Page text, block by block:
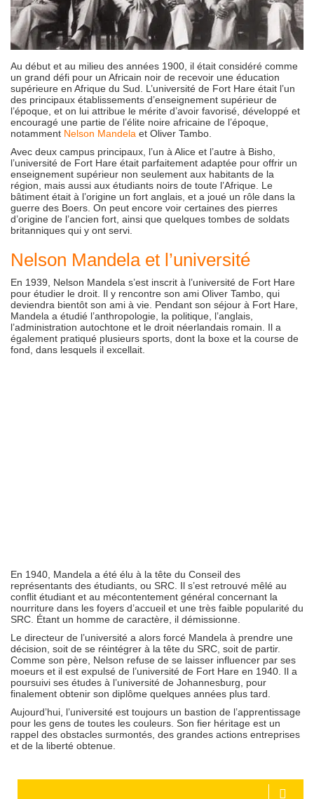
Au début et au milieu des années 1900, il était considéré comme
un grand défi pour un Africain noir de recevoir une éducation
supérieure en Afrique du Sud. L’université de Fort Hare était l’un
des principaux établissements d’enseignement supérieur de
l’époque, et on lui attribue le mérite d’avoir favorisé, développé et
encouragé une partie de l’élite noire africaine de l’époque,
notamment Nelson Mandela et Oliver Tambo.
Avec deux campus principaux, l’un à Alice et l’autre à Bisho,
l’université de Fort Hare était parfaitement adaptée pour offrir un
enseignement supérieur non seulement aux habitants de la
région, mais aussi aux étudiants noirs de toute l’Afrique. Le
bâtiment était à l’origine un fort anglais, et a joué un rôle dans la
guerre des Boers. On peut encore voir certaines des pierres
d’origine de l’ancien fort, ainsi que quelques tombes de soldats
britanniques qui y ont servi.
Nelson Mandela et l’université
En 1939, Nelson Mandela s’est inscrit à l’université de Fort Hare
pour étudier le droit. Il y rencontre son ami Oliver Tambo, qui
deviendra bientôt son ami à vie. Pendant son séjour à Fort Hare,
Mandela a étudié l’anthropologie, la politique, l’anglais,
l’administration autochtone et le droit néerlandais romain. Il a
également pratiqué plusieurs sports, dont la boxe et la course de
fond, dans lesquels il excellait.
En 1940, Mandela a été élu à la tête du Conseil des
représentants des étudiants, ou SRC. Il s’est retrouvé mêlé au
conflit étudiant et au mécontentement général concernant la
nourriture dans les foyers d’accueil et une très faible popularité du
SRC. Étant un homme de caractère, il démissionne.
Le directeur de l’université a alors forcé Mandela à prendre une
décision, soit de se réintégrer à la tête du SRC, soit de partir.
Comme son père, Nelson refuse de se laisser influencer par ses
moeurs et il est expulsé de l’université de Fort Hare en 1940. Il a
poursuivi ses études à l’université de Johannesburg, pour
finalement obtenir son diplôme quelques années plus tard.
Aujourd’hui, l’université est toujours un bastion de l’apprentissage
pour les gens de toutes les couleurs. Son fier héritage est un
rappel des obstacles surmontés, des grandes actions entreprises
et de la liberté obtenue.